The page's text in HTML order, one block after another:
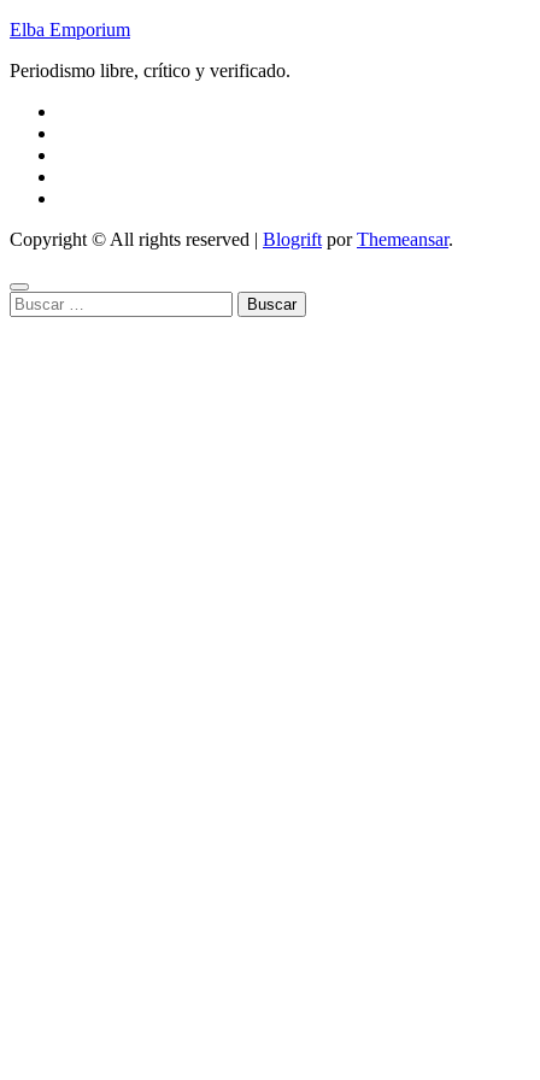
Elba Emporium
Periodismo libre, crítico y verificado.
Copyright © All rights reserved | Blogrift porThemeansar.
Buscar: